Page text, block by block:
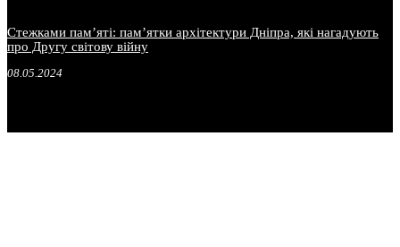
Стежками пам’яті: пам’ятки архітектури Дніпра, які нагадують
про Другу світову війну
08.05.2024